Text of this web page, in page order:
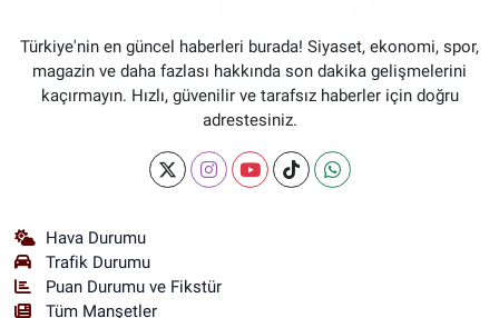
Türkiye'nin en güncel haberleri burada! Siyaset, ekonomi, spor,
magazin ve daha fazlası hakkında son dakika gelişmelerini
kaçırmayın. Hızlı, güvenilir ve tarafsız haberler için doğru
adrestesiniz.
Hava Durumu
Trafik Durumu
Puan Durumu ve Fikstür
Tüm Manşetler